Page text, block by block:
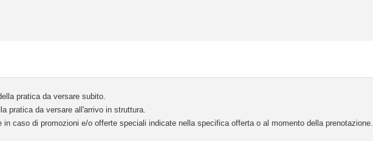
pratica da versare subito.
pratica da versare all'arrivo in struttura.
in caso di promozioni e/o offerte speciali indicate nella specifica offerta o al momento della prenotazione.